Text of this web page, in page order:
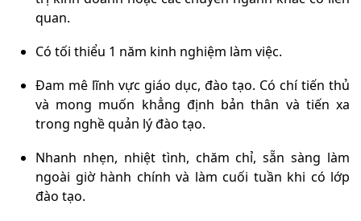
quan.
Có tối thiểu 1 năm kinh nghiệm làm việc.
Đam mê lĩnh vực giáo dục, đào tạo. Có chí tiến thủ
và mong muốn khẳng định bản thân và tiến xa
trong nghề quản lý đào tạo.
Nhanh nhẹn, nhiệt tình, chăm chỉ, sẵn sàng làm
ngoài giờ hành chính và làm cuối tuần khi có lớp
đào tạo.